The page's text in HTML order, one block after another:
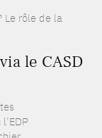
Le rôle de la
le CASD